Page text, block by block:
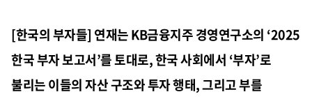
[한국의 부자들] 연재는 KB금융지주 경영연구소의 ‘2025
한국 부자 보고서’를 토대로, 한국 사회에서 ‘부자’로
불리는 이들의 자산 구조와 투자 행태, 그리고 부를